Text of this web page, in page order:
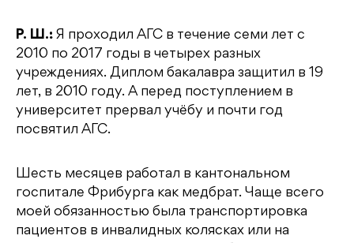
Р. Ш.: Я проходил АГС в течение семи лет с
2010 по 2017 годы в четырех разных
учреждениях. Диплом бакалавра защитил в 19
лет, в 2010 году. А перед поступлением в
университет прервал учёбу и почти год
посвятил АГС.
Шесть месяцев работал в кантональном
госпитале Фрибурга как медбрат. Чаще всего
моей обязанностью была транспортировка
пациентов в инвалидных колясках или на